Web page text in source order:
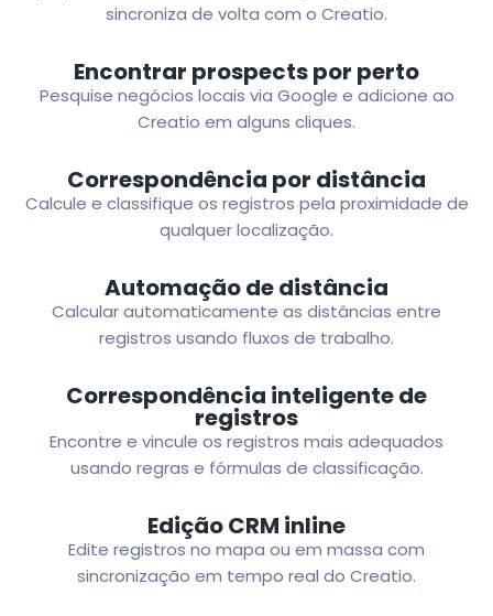
sincroniza de volta com o Creatio.
Encontrar prospects por perto
Pesquise negócios locais via Google e adicione ao
Creatio em alguns cliques.
Correspondência por distância
Calcule e classifique os registros pela proximidade de
qualquer localização.
Automação de distância
Calcular automaticamente as distâncias entre
registros usando fluxos de trabalho.
Correspondência inteligente de
registros
Encontre e vincule os registros mais adequados
usando regras e fórmulas de classificação.
Edição CRM inline
Edite registros no mapa ou em massa com
sincronização em tempo real do Creatio.